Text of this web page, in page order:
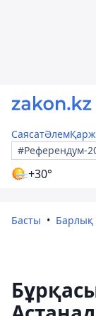
СаясатӘлем
#Референдум-
+30°
Басты Барлық